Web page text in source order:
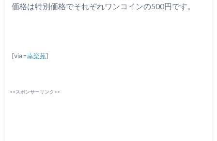
価格は特別価格でそれぞれワンコインの500円です。
[via=幸楽苑]
<<スポンサーリンク>>